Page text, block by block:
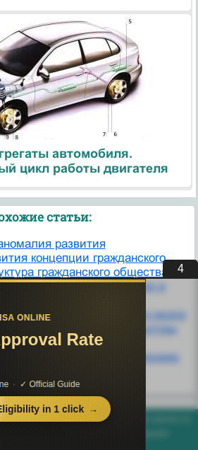
автомобиля.
цикл работы двигателя
статьи:
развития
концепции гражданского
гражданского общества.
развития дерматологии и
пути головного и спинного мозга
период развития культуры
вычислительной техники
2026 год. Материал сайта представляется
3